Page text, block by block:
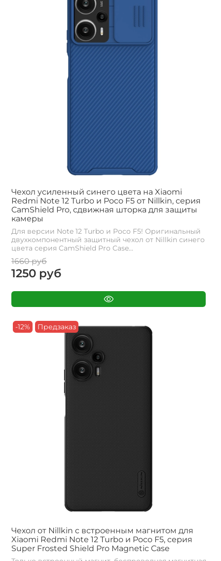
Чехол усиленный синего цвета на Xiaomi
Redmi Note 12 Turbo и Poco F5 от Nillkin, серия
CamShield Pro, сдвижная шторка для защиты
камеры
Для версии Note 12 Turbo и Poco F5! Оригинальный
двухкомпонентный защитный чехол от Nillkin синего
цвета серия CamShield Pro Case...
1660 руб
1250 руб
-12% Предзаказ
Чехол от Nillkin c встроенным магнитом для
Xiaomi Redmi Note 12 Turbo и Poco F5, серия
Super Frosted Shield Pro Magnetic Case